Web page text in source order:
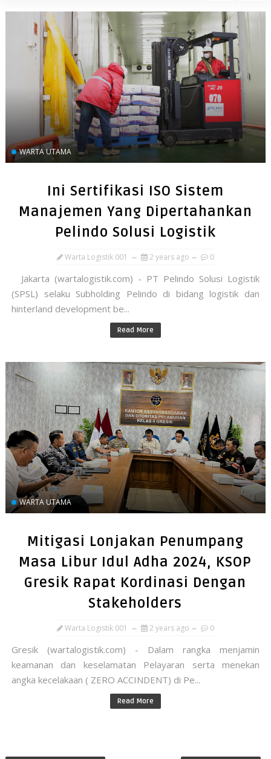
WARTA UTAMA
Ini Sertifikasi ISO Sistem
Manajemen Yang Dipertahankan
Pelindo Solusi Logistik
Warta Logistik 001 2 years ago 0
Jakarta (wartalogistik.com) - PT Pelindo Solusi Logistik
(SPSL) selaku Subholding Pelindo di bidang logistik dan
hinterland development be...
Read More
WARTA UTAMA
Mitigasi Lonjakan Penumpang
Masa Libur Idul Adha 2024, KSOP
Gresik Rapat Kordinasi Dengan
Stakeholders
Warta Logistik 001 2 years ago 0
Gresik (wartalogistik.com) - Dalam rangka menjamin
keamanan dan keselamatan Pelayaran serta menekan
angka kecelakaan ( ZERO ACCINDENT) di Pe...
Read More